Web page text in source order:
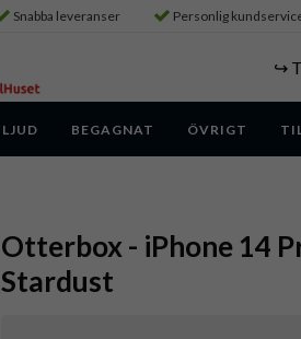
Snabba leveranser Personlig
↪️
LJUD BEGAGNAT ÖVRIGT
Otterbox - iPhone 14
Stardust